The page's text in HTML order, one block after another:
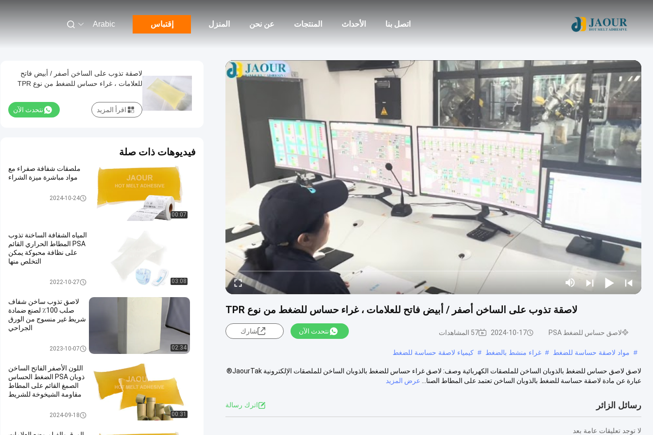
المنزل عن نحن المنتجات الأحداث اتصل بنا إقتباس Arabic
لاصقة تذوب على الساخن أصفر / أبيض فاتح للعلامات ، غراء حساس للضغط من نوع TPR
لاصق حساس للضغط PSA 2024-10-17 57 المشاهدات نتحدث الآن شارك
# مواد لاصقة حساسة للضغط # غراء منشط بالضغط # كيمياء لاصقة حساسة للضغط
لاصق لاصق حساس للضغط بالذوبان الساخن للملصقات الكهربائية وصف: لاصق غراء حساس للضغط بالذوبان الساخن للملصقات الإلكترونية JaourTak®
عبارة عن مادة لاصقة حساسة للضغط بالذوبان الساخن تعتمد على المطاط الصنا...
عرض المزيد
رسائل الزائر اترك رسالة
لا توجد تعليقات عامة بعد
لاصقة تذوب على الساخن أصفر / أبيض فاتح
للعلامات ، غراء حساس للضغط من نوع TPR
نتحدث الآن اقرأ المزيد
فيديوهات ذات صلة
00:07
ملصقات شفافة صفراء مع
مواد مباشرة ميزة الشراء
لاصق حساس للضغط PSA
2024-10-24
03:08
المياه الشفافة الساخنة تذوب
PSA المطاط الحراري القائم
على نظافة محبوكة يمكن
التخلص منها
لاصق حساس للضغط PSA
2022-10-27
02:34
لاصق تذوب ساخن شفاف
صلب 100٪ لصنع ضمادة
شريط غير منسوج من الورق
الجراحي
لاصق حساس للضغط PSA
2023-10-07
00:31
اللون الأصفر الفاتح الساخن
ذوبان PSA الضغط الحساس
الصمغ القائم على المطاط
مقاومة الشيخوخة للشريط
لاصق حساس للضغط PSA
2024-09-18